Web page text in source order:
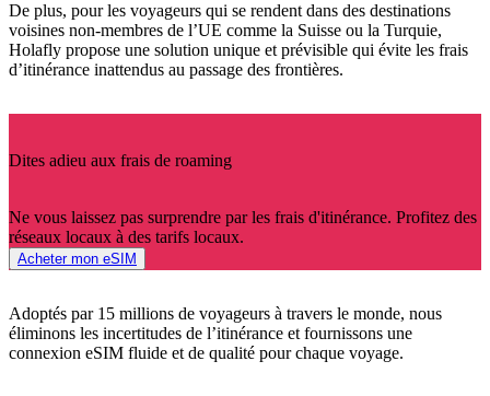
De plus, pour les voyageurs qui se rendent dans des destinations
voisines non-membres de l’UE comme la Suisse ou la Turquie,
Holafly propose une solution unique et prévisible qui évite les frais
d’itinérance inattendus au passage des frontières.
Dites adieu aux frais de roaming
Ne vous laissez pas surprendre par les frais d'itinérance. Profitez des
réseaux locaux à des tarifs locaux.
Acheter mon eSIM
Adoptés par 15 millions de voyageurs à travers le monde, nous
éliminons les incertitudes de l’itinérance et fournissons une
connexion eSIM fluide et de qualité pour chaque voyage.